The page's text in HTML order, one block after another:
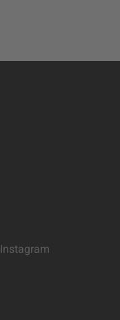
Instagram